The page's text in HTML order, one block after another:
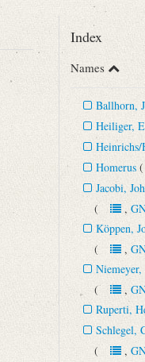
S. 486‒489.
Index
Names
Ballhorn,
Heiliger,
Homerus
Jacobi,
(,
Köppen,
(,
(,
Ruperti,
Schlegel,
(,